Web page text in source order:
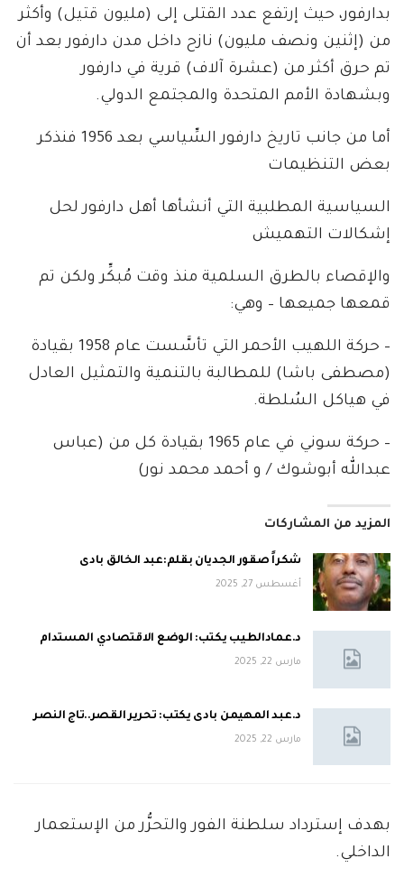
بدارفور، حيث إرتفع عدد القتلى إلى (مليون قتيل) وأكثر
من (إثنين ونصف مليون) نازح داخل مدن دارفور بعد أن
تم حرق أكثر من (عشرة آلاف) قرية في دارفور
وبشهادة الأمم المتحدة والمجتمع الدولي.
أما من جانب تاريخ دارفور السِّياسي بعد 1956 فنذكر
بعض التنظيمات
السياسية المطلبية التي أنشأها أهل دارفور لحل
إشكالات التهميش
والإقصاء بالطرق السلمية منذ وقت مُبكِّر ولكن تم
قمعها جميعها – وهي:
– حركة اللهيب الأحمر التي تأسَّست عام 1958 بقيادة
(مصطفى باشا) للمطالبة بالتنمية والتمثيل العادل
في هياكل السُلطة.
– حركة سوني في عام 1965 بقيادة كل من (عباس
عبدالله أبوشوك / و أحمد محمد نور)
المزيد من المشاركات
شكراً صقور الجديان بقلم:عبد الخالق بادى
أغسطس 27, 2025
د.عمادالطيب يكتب: الوضع الاقتصادي المستدام
مارس 22, 2025
د.عبد المهيمن بادى يكتب: تحرير القصر..تاج النصر
مارس 22, 2025
بهدف إسترداد سلطنة الفور والتحرُّر من الإستعمار
الداخلي.